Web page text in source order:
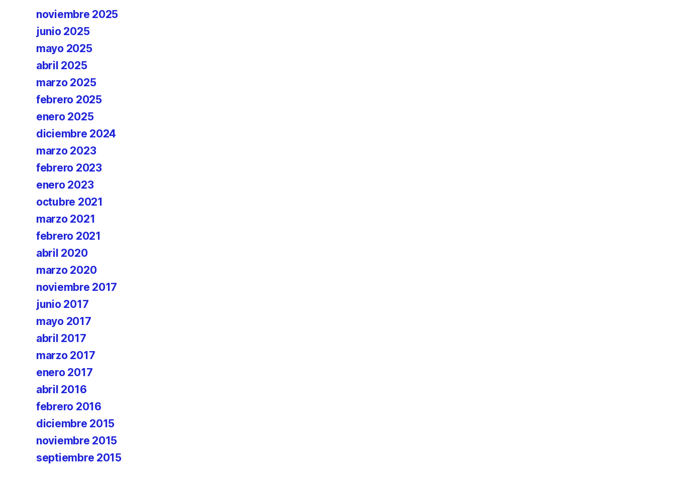
noviembre 2025
junio 2025
mayo 2025
abril 2025
marzo 2025
febrero 2025
enero 2025
diciembre 2024
marzo 2023
febrero 2023
enero 2023
octubre 2021
marzo 2021
febrero 2021
abril 2020
marzo 2020
noviembre 2017
junio 2017
mayo 2017
abril 2017
marzo 2017
enero 2017
abril 2016
febrero 2016
diciembre 2015
noviembre 2015
septiembre 2015